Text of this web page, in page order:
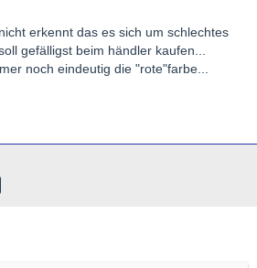
erkennt das es sich um schlechtes
gefälligst beim händler kaufen...
noch eindeutig die "rote"farbe...